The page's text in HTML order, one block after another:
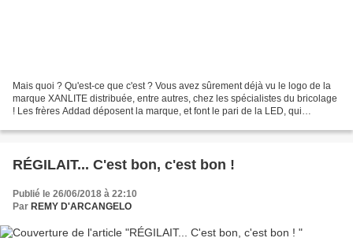
Mais quoi ? Qu'est-ce que c'est ? Vous avez sûrement déjà vu le logo de la
marque XANLITE distribuée, entre autres, chez les spécialistes du bricolage
! Les frères Addad déposent la marque, et font le pari de la LED, qui
RÉGILAIT... C'est bon, c'est bon !
Publié le 26/06/2018 à 22:10
Par REMY D'ARCANGELO